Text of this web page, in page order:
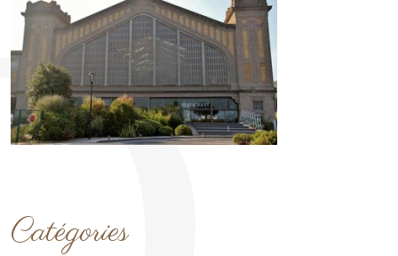
Catégories